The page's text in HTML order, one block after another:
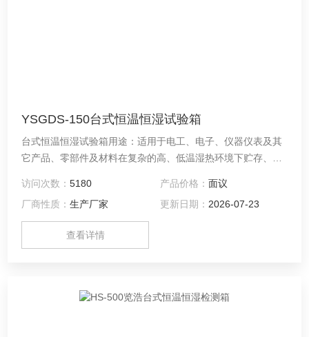
YSGDS-150台式恒温恒湿试验箱
台式恒温恒湿试验箱用途：适用于电工、电子、仪器仪表及其
它产品、零部件及材料在复杂的高、低温湿热环境下贮存、运
访问次数：5180 产品价格： 面议
厂商性质：生产厂家 更新日期： 2026-07-23
查看详情